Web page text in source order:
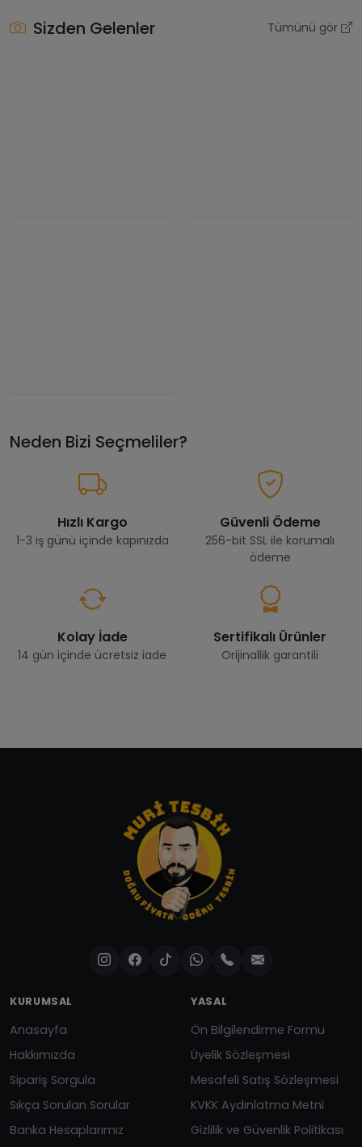
Sizden Gelenler Tümünü gör
Neden Bizi Seçmeliler?
Hızlı Kargo
1-3 iş günü içinde kapınızda
Güvenli Ödeme
256-bit SSL ile korumalı
ödeme
Kolay İade
14 gün içinde ücretsiz iade
Sertifikalı Ürünler
Orijinallik garantili
KURUMSAL
Anasayfa
Hakkımızda
Sipariş Sorgula
Sıkça Sorulan Sorular
Banka Hesaplarımız
YASAL
Ön Bilgilendirme Formu
Üyelik Sözleşmesi
Mesafeli Satış Sözleşmesi
KVKK Aydınlatma Metni
Gizlilik ve Güvenlik Politikası